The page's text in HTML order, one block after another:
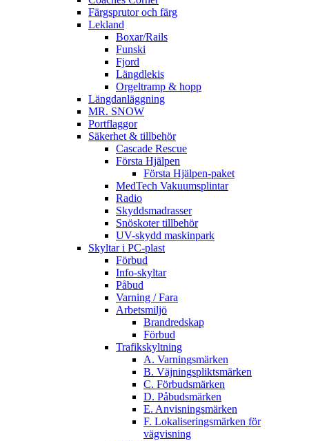
Färgsprutor och färg
Lekland
Boxar/Rails
Funski
Fjord
Längdlekis
Orgeltramp & hopp
Längdanläggning
MR. SNOW
Portflaggor
Säkerhet & tillbehör
Cascade Rescue
Första Hjälpen
Första Hjälpen-paket
MedTech Vakuumsplintar
Radio
Skyddsmadrasser
Snöskoter tillbehör
UV-skydd maskinpark
Skyltar i PC-plast
Förbud
Info-skyltar
Påbud
Varning / Fara
Arbetsmiljö
Brandredskap
Förbud
Trafikskyltning
A. Varningsmärken
B. Väjningspliktsmärken
C. Förbudsmärken
D. Påbudsmärken
E. Anvisningsmärken
F. Lokaliseringsmärken för
vägvisning